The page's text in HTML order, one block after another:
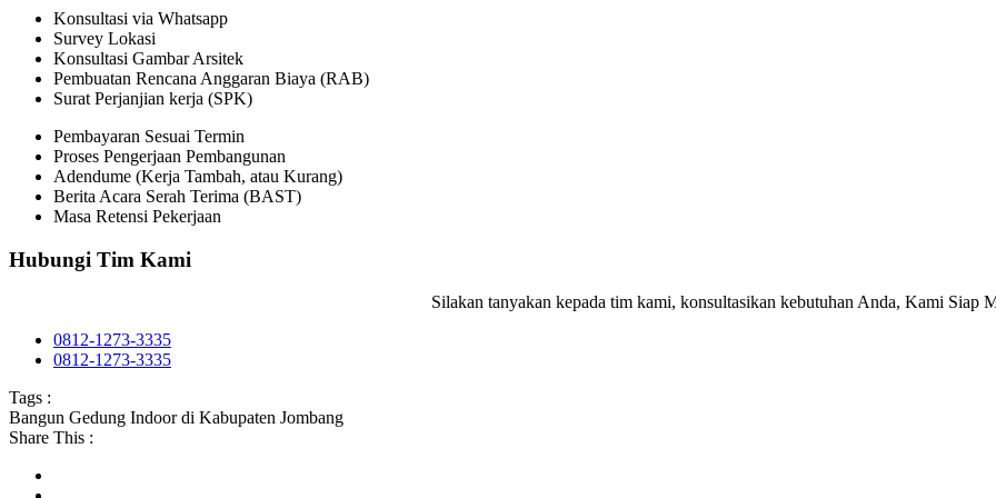
Konsultasi via Whatsapp
Survey Lokasi
Konsultasi Gambar Arsitek
Pembuatan Rencana Anggaran Biaya (RAB)
Surat Perjanjian kerja (SPK)
Pembayaran Sesuai Termin
Proses Pengerjaan Pembangunan
Adendume (Kerja Tambah, atau Kurang)
Berita Acara Serah Terima (BAST)
Masa Retensi Pekerjaan
Hubungi Tim Kami
Silakan tanyakan kepada tim kami, konsultasikan kebutuhan Anda, Kami Siap
0812-1273-3335
0812-1273-3335
Tags :
Bangun Gedung Indoor di Kabupaten Jombang
Share This :